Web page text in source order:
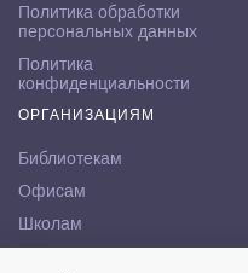
Политика обработки
персональных данных
Политика
конфиденциальности
ОРГАНИЗАЦИЯМ
Библиотекам
Офисам
Школам